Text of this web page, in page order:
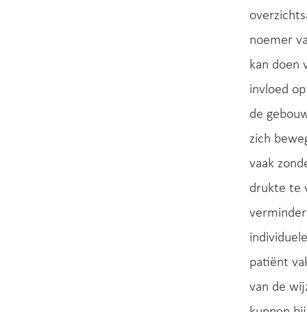
noemer
kan doen
invloed
de
zich
vaak
drukte te
patiënt
van de